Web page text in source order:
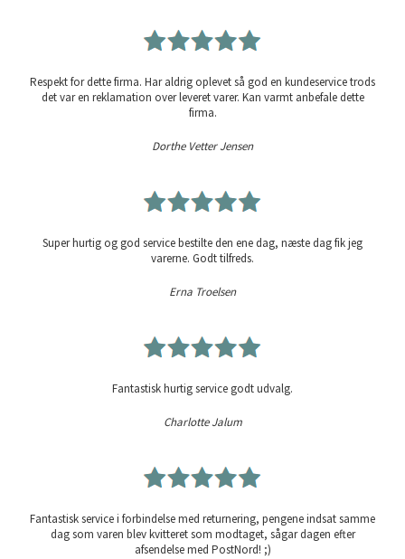
Respekt for dette firma. Har aldrig oplevet så god en kundeservice trods
det var en reklamation over leveret varer. Kan varmt anbefale dette
firma.
Dorthe Vetter Jensen
Super hurtig og god service bestilte den ene dag, næste dag fik jeg
varerne. Godt tilfreds.
Erna Troelsen
Fantastisk hurtig service godt udvalg.
Charlotte Jalum
Fantastisk service i forbindelse med returnering, pengene indsat samme
dag som varen blev kvitteret som modtaget, sågar dagen efter
afsendelse med PostNord! ;)